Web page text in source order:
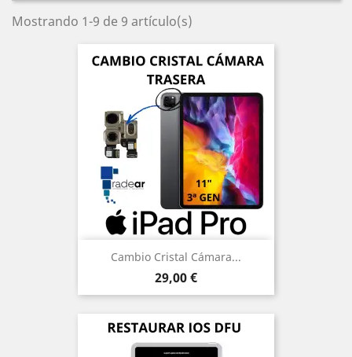
Mostrando 1-9 de 9 artículo(s)
Cambio Cristal Cámara...
Precio
29,00 €